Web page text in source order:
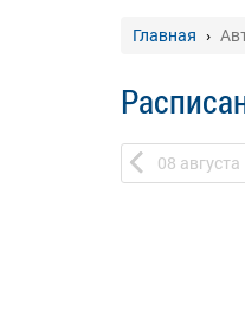
Главная
08 августа